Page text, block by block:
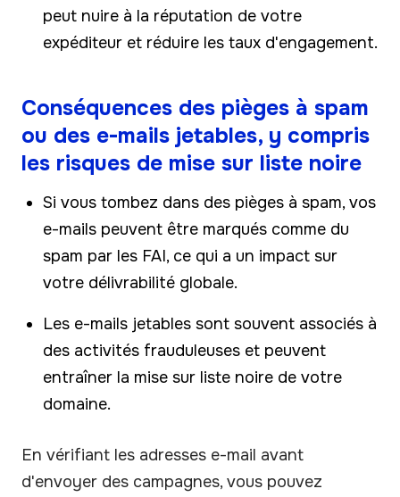
peut nuire à la réputation de votre
expéditeur et réduire les taux d'engagement.
Conséquences des pièges à spam
ou des e-mails jetables, y compris
les risques de mise sur liste noire
Si vous tombez dans des pièges à spam, vos
e-mails peuvent être marqués comme du
spam par les FAI, ce qui a un impact sur
votre délivrabilité globale.
Les e-mails jetables sont souvent associés à
des activités frauduleuses et peuvent
entraîner la mise sur liste noire de votre
domaine.
En vérifiant les adresses e-mail avant
d'envoyer des campagnes, vous pouvez